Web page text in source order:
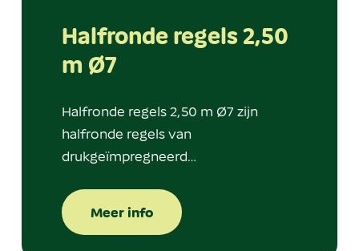
Halfronde regels 2,50
m Ø7
Halfronde regels 2,50 m Ø7 zijn
halfronde regels van
drukgeïmpregneerd…
Meer info